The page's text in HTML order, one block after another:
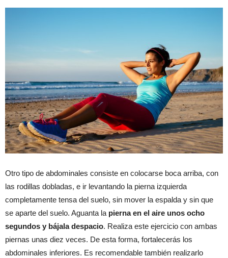
Otro tipo de abdominales consiste en colocarse boca arriba, con
las rodillas dobladas, e ir levantando la pierna izquierda
completamente tensa del suelo, sin mover la espalda y sin que
se aparte del suelo. Aguanta la pierna en el aire unos ocho
segundos y bájala despacio. Realiza este ejercicio con ambas
piernas unas diez veces. De esta forma, fortalecerás los
abdominales inferiores. Es recomendable también realizarlo